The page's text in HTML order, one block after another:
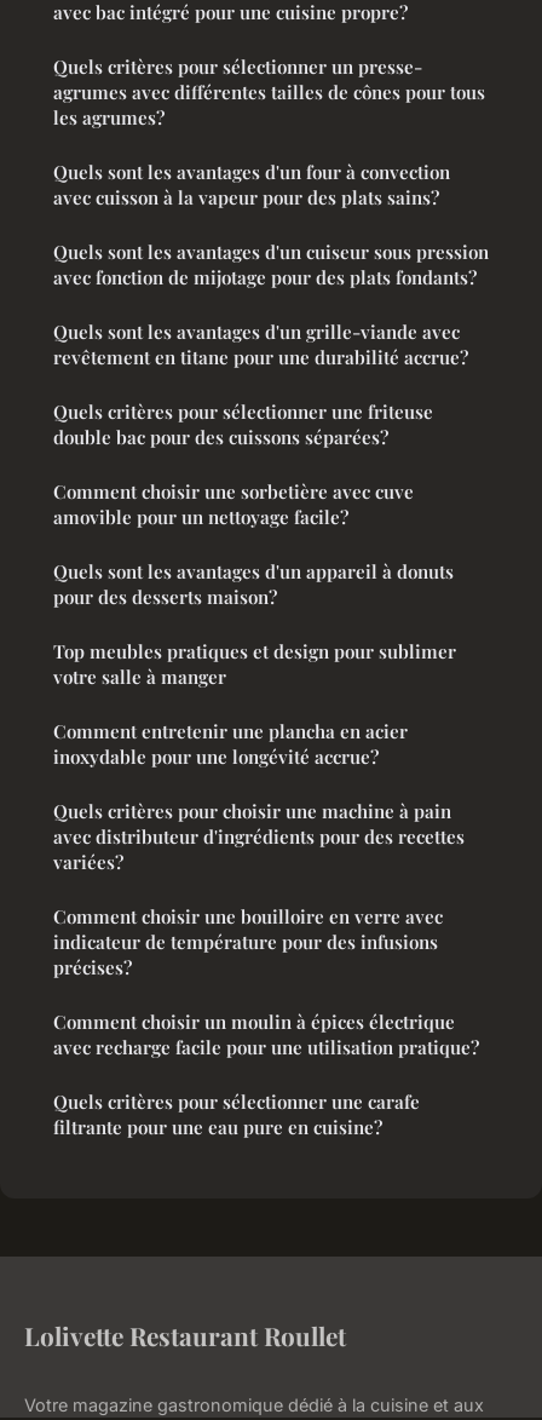
avec bac intégré pour une cuisine propre?
Quels critères pour sélectionner un presse-
agrumes avec différentes tailles de cônes pour tous
les agrumes?
Quels sont les avantages d'un four à convection
avec cuisson à la vapeur pour des plats sains?
Quels sont les avantages d'un cuiseur sous pression
avec fonction de mijotage pour des plats fondants?
Quels sont les avantages d'un grille-viande avec
revêtement en titane pour une durabilité accrue?
Quels critères pour sélectionner une friteuse
double bac pour des cuissons séparées?
Comment choisir une sorbetière avec cuve
amovible pour un nettoyage facile?
Quels sont les avantages d'un appareil à donuts
pour des desserts maison?
Top meubles pratiques et design pour sublimer
votre salle à manger
Comment entretenir une plancha en acier
inoxydable pour une longévité accrue?
Quels critères pour choisir une machine à pain
avec distributeur d'ingrédients pour des recettes
variées?
Comment choisir une bouilloire en verre avec
indicateur de température pour des infusions
précises?
Comment choisir un moulin à épices électrique
avec recharge facile pour une utilisation pratique?
Quels critères pour sélectionner une carafe
filtrante pour une eau pure en cuisine?
Lolivette Restaurant Roullet
Votre magazine gastronomique dédié à la cuisine et aux